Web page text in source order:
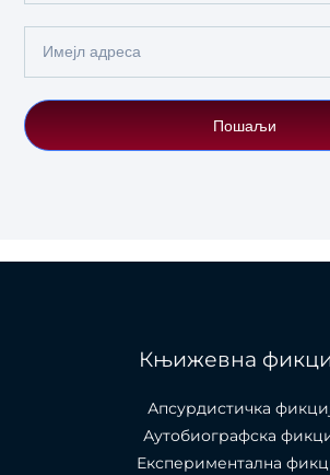
Пошаљи
Књижевна
Апсурдистичка
Аутобиографска
Експериментална